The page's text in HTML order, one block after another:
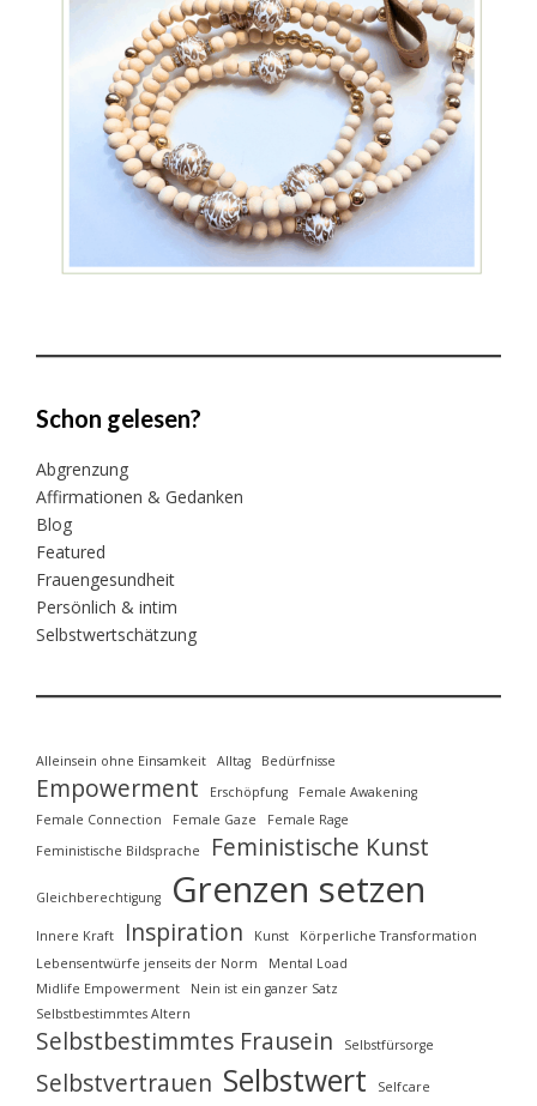
Schon gelesen?
Abgrenzung
Affirmationen & Gedanken
Blog
Featured
Frauengesundheit
Persönlich & intim
Selbstwertschätzung
Alleinsein ohne Einsamkeit Alltag Bedürfnisse
Empowerment Erschöpfung
Female Awakening
Female Connection
Female Gaze
Female Rage
Feministische Bildsprache
Feministische Kunst
Gleichberechtigung Grenzen setzen
Innere Kraft Inspiration Kunst
Körperliche Transformation
Lebensentwürfe jenseits der Norm
Mental Load
Midlife Empowerment
Nein ist ein ganzer Satz
Selbstbestimmtes Altern
Selbstbestimmtes Frausein Selbstfürsorge
Selbstvertrauen Selbstwert Selfcare